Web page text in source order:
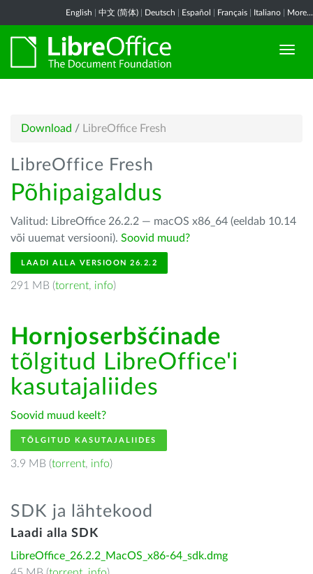
English 中文 (简体) Deutsch Español Français Italiano More...
Download / LibreOffice Fresh
LibreOffice Fresh
Põhipaigaldus
Valitud: LibreOffice 26.2.2 — macOS x86_64 (eeldab 10.14
või uuemat versiooni). Soovid muud?
LAADI ALLA VERSIOON 26.2.2
291 MB (torrent, info)
Hornjoserbšćinade
tõlgitud LibreOffice'i
kasutajaliides
Soovid muud keelt?
TÕLGITUD KASUTAJALIIDES
3.9 MB (torrent, info)
SDK ja lähtekood
Laadi alla SDK
LibreOffice_26.2.2_MacOS_x86-64_sdk.dmg